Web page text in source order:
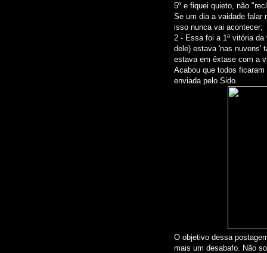
5º e fiquei quieto, não
Se um dia a vaidade falar
isso nunca vai acontecer;
2 - Essa foi a 1ª vitória
dele) estava 'nas nuvens'
estava em êxtase com a
Acabou que todos
enviada pelo Sido.
O objetivo dessa
mais um desabafo. Não